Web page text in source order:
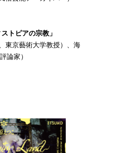
トピアの宗教」
東京藝術大学教授）、海
論家）